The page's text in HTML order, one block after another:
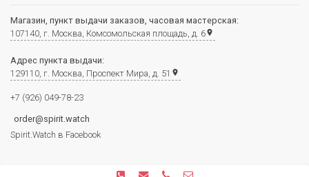
Магазин, пункт выдачи заказов, часовая мастерская:
107140, г. Москва, Комсомольская площадь, д. 6place
Адрес пункта выдачи:
129110, г. Москва, Проспект Мира, д. 51 place
+7 (926) 049-78-23
order@spirit.watch
Spirit.Watch в Facebook